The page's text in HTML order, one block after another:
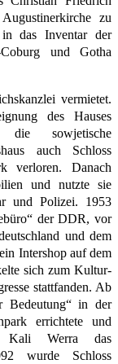
zu
das Inventar der
Coburg und Gotha
vermietet.
des Hauses
die sowjetische
auch Schloss
verloren. Danach
und nutzte sie
und Polizei. 1953
der DDR, vor
und dem
Intershop auf dem
sich zum Kultur-
stattfanden. Ab
Bedeutung“ in der
errichtete und
Kali Werra das
wurde Schloss